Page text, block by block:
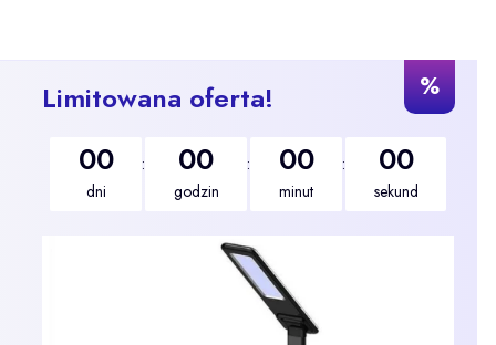
%
Limitowana oferta!
00
dni
: 00
godzin
: 00
minut
: 00
sekund